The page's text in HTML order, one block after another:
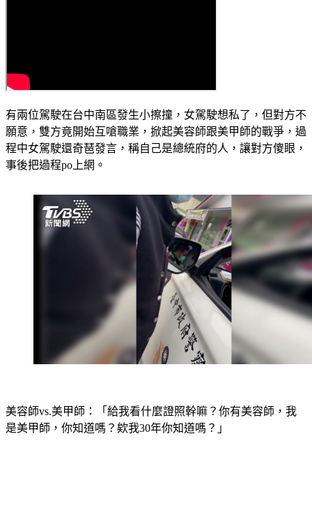
有兩位駕駛在台中南區發生小擦撞，女駕駛想私了，但對方不
願意，雙方竟開始互嗆職業，掀起美容師跟美甲師的戰爭，過
程中女駕駛還奇琶發言，稱自己是總統府的人，讓對方傻眼，
事後把過程po上網。
美容師vs.美甲師：「給我看什麼證照幹嘛？你有美容師，我
是美甲師，你知道嗎？欸我30年你知道嗎？」